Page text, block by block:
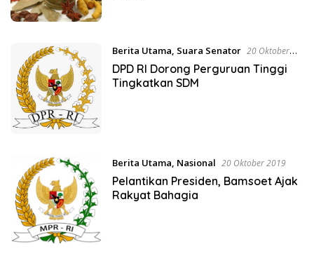
Berita Utama, Suara Senator 20 Oktober
2019
DPD RI Dorong Perguruan Tinggi
Tingkatkan SDM
Berita Utama Nasional 20 Oktober 2019
Pelantikan Presiden, Bamsoet Ajak
Rakyat Bahagia